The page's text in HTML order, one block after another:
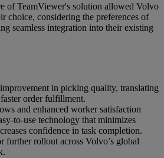
of TeamViewer's solution allowed Volvo
choice, considering the preferences of
seamless integration into their existing
in picking quality, translating
order fulfillment.
and enhanced worker satisfaction
to-use technology that minimizes
confidence in task completion.
further rollout across Volvo’s global